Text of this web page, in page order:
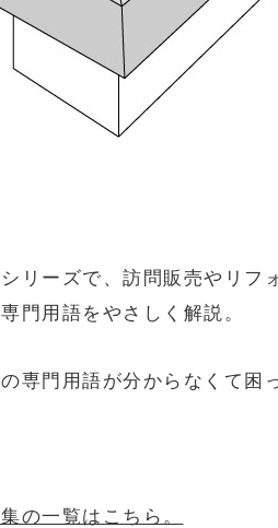
リーズで、訪問販売やリフ
門用語をやさしく解説。
専門用語が分からなくて困
の一覧はこちら。